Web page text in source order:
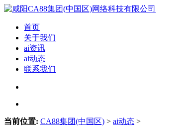
首页
关于我们
ai资讯
ai动态
联系我们
当前位置: CA88集团(中国区) > ai动态 >